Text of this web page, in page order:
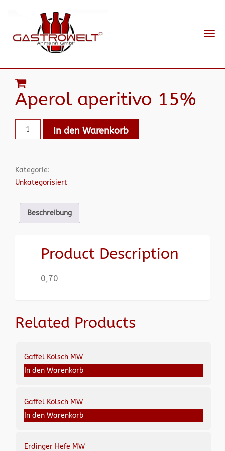
Aperol aperitivo 15%
In den Warenkorb
Kategorie:
Unkategorisiert
Beschreibung
Product Description
0,70
Related Products
Gaffel Kölsch MW
In den Warenkorb
Gaffel Kölsch MW
In den Warenkorb
Erdinger Hefe MW